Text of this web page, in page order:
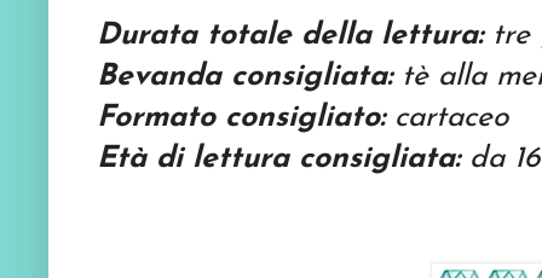
Durata totale della lettura:tre
Bevanda consigliata: tè alla
Formato consigliato: cartaceo
Età di lettura consigliata:da